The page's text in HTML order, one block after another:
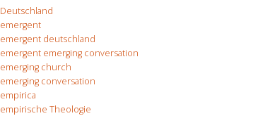
Deutschland
emergent
emergent deutschland
emergent emerging conversation
emerging church
emerging conversation
empirica
empirische Theologie